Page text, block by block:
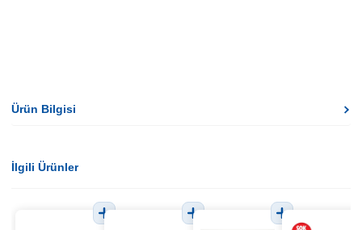
Ürün Bilgisi
İlgili Ürünler